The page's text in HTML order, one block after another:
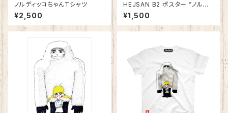
ノルディッコちゃんTシャツ
¥2,500
HEJSAN B2 ポスター ”ノルディ
ッコちゃん（ゴリ通01）"
¥1,500